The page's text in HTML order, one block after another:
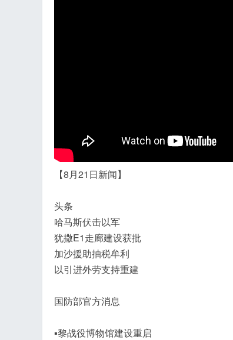
【8月21日新闻】
头条
哈马斯伏击以军
犹撒E1走廊建设获批
加沙援助抽税牟利
以引进外劳支持重建
国防部官方消息
▪黎战役博物馆建设重启